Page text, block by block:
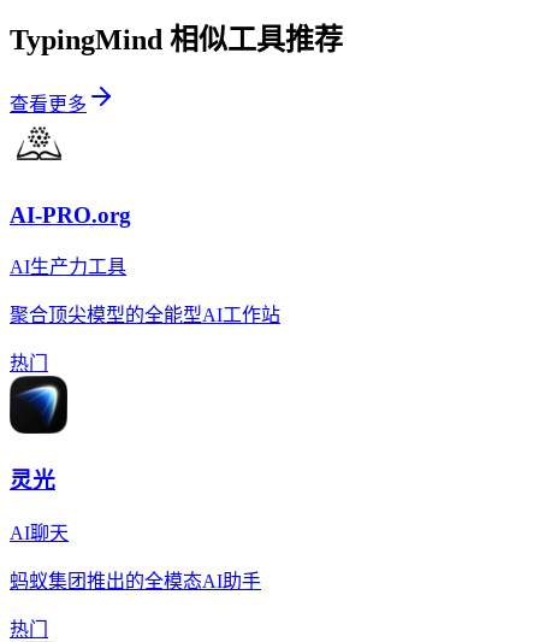
TypingMind 相似工具推荐
查看更多
AI-PRO.org
AI生产力工具
聚合顶尖模型的全能型AI工作站
热门
灵光
AI聊天
蚂蚁集团推出的全模态AI助手
热门